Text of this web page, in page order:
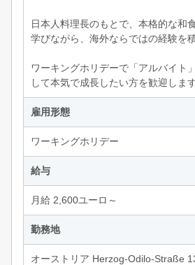
日本人料理長のもとで、本格的な和
学びながら、海外ならではの経験を
ワーキングホリデーで「アルバイト
して本気で成長したい方を歓迎します
雇用形態
ワーキングホリデー
給与
月給 2,600ユーロ～
勤務地
オーストリア Herzog-Odilo-Straße